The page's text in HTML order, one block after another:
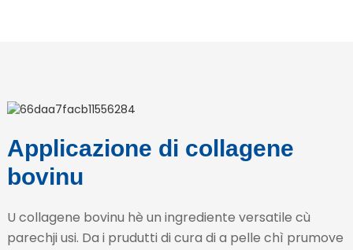
Applicazione di collagene
bovinu
U collagene bovinu hè un ingrediente versatile cù
parechji usi. Da i prudutti di cura di a pelle chì prumove